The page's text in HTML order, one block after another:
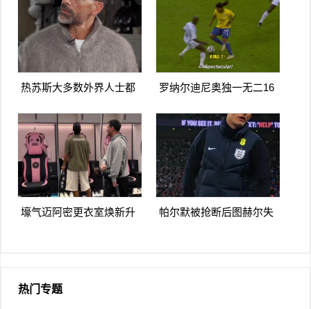
远角破门
热苏斯大多数外界人士都
么
罗纳尔迪尼奥独一无二16
糕时刻
壕气迈阿密更衣室焕新升
帕尔默被抢断后图赫尔失
破门
热门专题